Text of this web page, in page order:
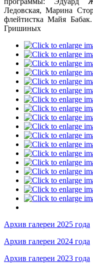
Ледовская, Марина
флейтистка Майя
Гришиных
Архив галереи 2025 года
Архив галереи 2024 года
Архив галереи 2023 года